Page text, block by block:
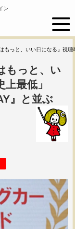
ン
はもっと、いい日になる』視
もっと、い
最低」
』と並ぶ